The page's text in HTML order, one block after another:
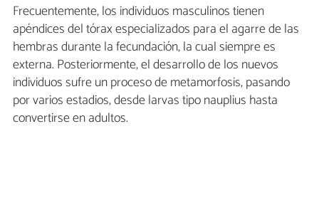
Frecuentemente, los individuos masculinos tienen
apéndices del tórax especializados para el agarre de las
hembras durante la fecundación, la cual siempre es
externa. Posteriormente, el desarrollo de los nuevos
individuos sufre un proceso de metamorfosis, pasando
por varios estadios, desde larvas tipo nauplius hasta
convertirse en adultos.